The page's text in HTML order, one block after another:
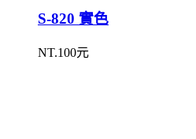
S-820 實色
NT.100元